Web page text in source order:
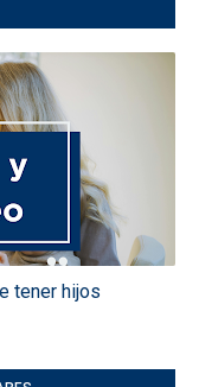
tener hijos